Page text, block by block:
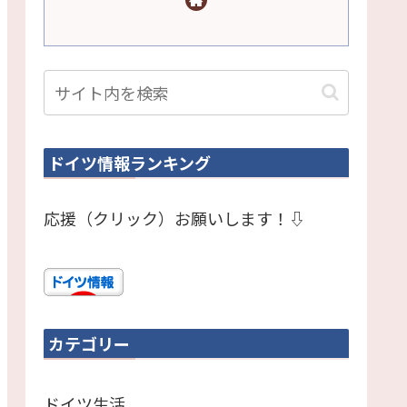
ドイツ情報ランキング
応援（クリック）お願いします！⇩
カテゴリー